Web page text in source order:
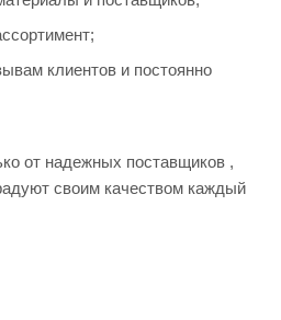
клиентов и постоянно
от надежных поставщиков ,
своим качеством каждый